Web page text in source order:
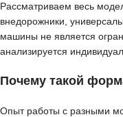
Рассматриваем весь
внедорожники,
машины не является
анализируется
Почему такой
Опыт работы с разными